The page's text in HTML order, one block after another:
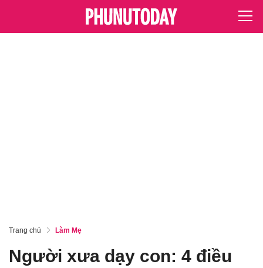
Trang chủ Làm Mẹ
Người xưa dạy con: 4 điều